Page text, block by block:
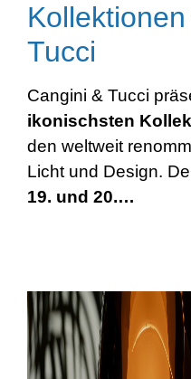
Tucci
Cangini & Tucci
ikonischsten
den weltweit
Licht und Design.
19. und 20.…